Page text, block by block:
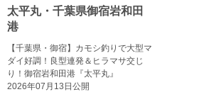
太平丸・千葉県御宿岩和田
港
【千葉県・御宿】カモシ釣りで大型マ
ダイ好調！良型連発＆ヒラマサ交じ
り！御宿岩和田港『太平丸』
2026年07月13日公開